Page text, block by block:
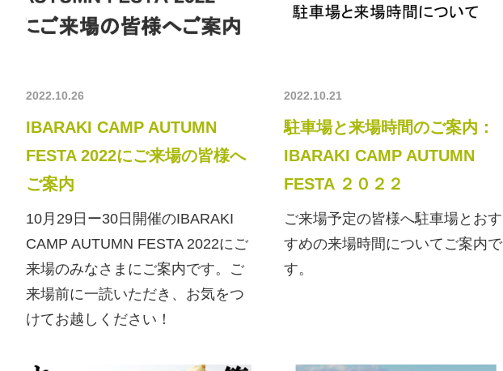
2022.10.26
IBARAKI CAMP AUTUMN
FESTA 2022にご来場の皆様へ
ご案内
10月29日ー30日開催のIBARAKI
CAMP AUTUMN FESTA 2022にご
来場のみなさまにご案内です。ご
来場前に一読いただき、お気をつ
けてお越しください！
2022.10.21
駐車場と来場時間のご案内：
IBARAKI CAMP AUTUMN
FESTA ２０２２
ご来場予定の皆様へ駐車場とおす
すめの来場時間についてご案内で
す。